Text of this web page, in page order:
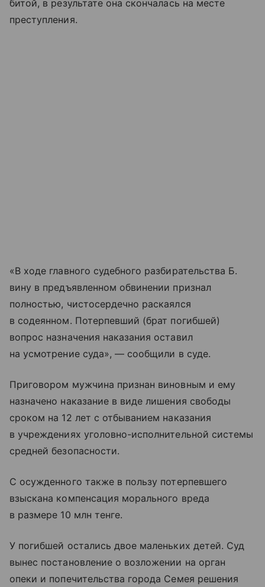
битой, в результате она скончалась на месте
преступления.
«В ходе главного судебного разбирательства Б.
вину в предъявленном обвинении признал
полностью, чистосердечно раскаялся
в содеянном. Потерпевший (брат погибшей)
вопрос назначения наказания оставил
на усмотрение суда», — сообщили в суде.
Приговором мужчина признан виновным и ему
назначено наказание в виде лишения свободы
сроком на 12 лет с отбыванием наказания
в учреждениях уголовно-исполнительной системы
средней безопасности.
С осужденного также в пользу потерпевшего
взыскана компенсация морального вреда
в размере 10 млн тенге.
У погибшей остались двое маленьких детей. Суд
вынес постановление о возложении на орган
опеки и попечительства города Семея решения